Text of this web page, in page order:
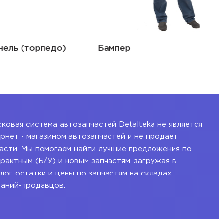
Бампер
система автозапчастей Detalteka не является
- магазином автозапчастей и не продает
Мы помогаем найти лучшие предложения по
(Б/У) и новым запчастям, загружая в
остатки и цены по запчастям на складах
продавцов.